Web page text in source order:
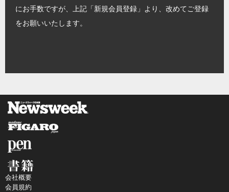
にお手数ですが、上記「新規会員登録」より、改めてご登録
をお願いいたします。
会社概要
会員規約